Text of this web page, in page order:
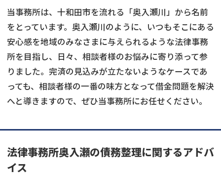
当事務所は、十和田市を流れる「奥入瀬川」から名前
をとっています。奥入瀬川のように、いつもそこにある
安心感を地域のみなさまに与えられるような法律事務
所を目指し、日々、相談者様のお悩みに寄り添って参
りました。完済の見込みが立たないようなケースであ
っても、相談者様の一番の味方となって借金問題を解決
へと導きますので、ぜひ当事務所にお任せください。
法律事務所奥入瀬の債務整理に関するアドバ
イス